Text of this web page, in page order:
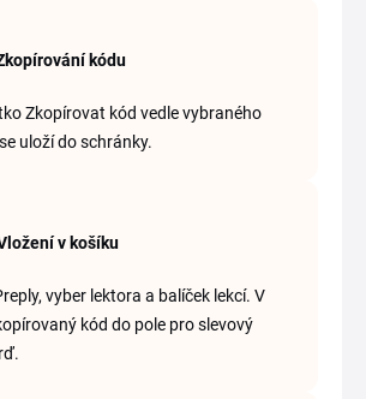
kódu
Zkopírovat kód vedle vybraného
uloží do schránky.
v košíku
vyber lektora a balíček lekcí. V
kód do pole pro slevový